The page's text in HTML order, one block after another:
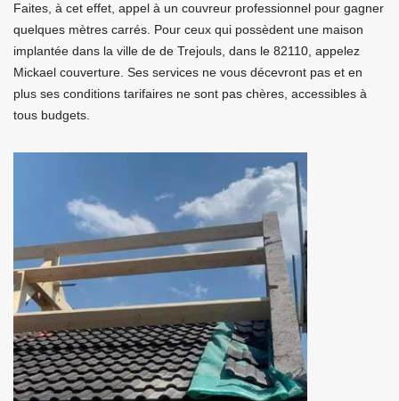
Faites, à cet effet, appel à un couvreur professionnel pour gagner
quelques mètres carrés. Pour ceux qui possèdent une maison
implantée dans la ville de de Trejouls, dans le 82110, appelez
Mickael couverture. Ses services ne vous décevront pas et en
plus ses conditions tarifaires ne sont pas chères, accessibles à
tous budgets.